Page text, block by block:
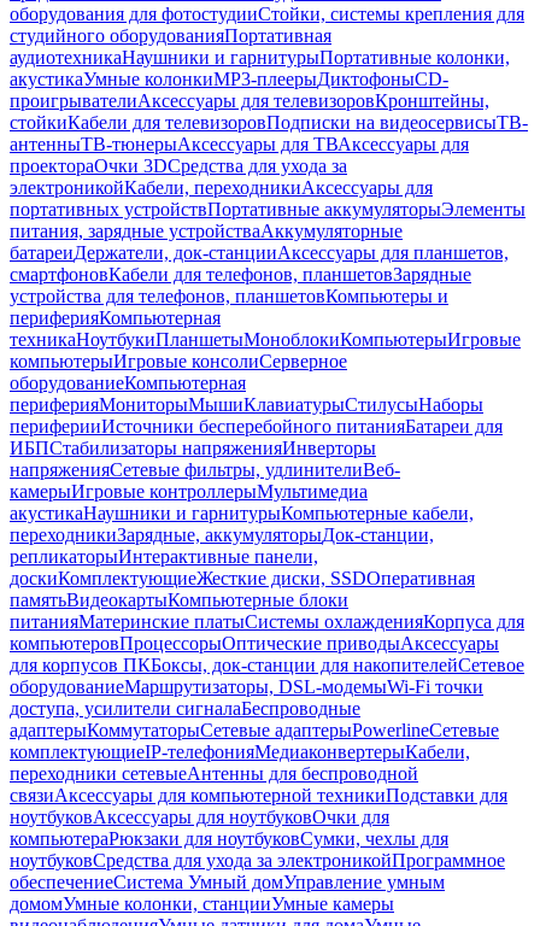
оборудования для фотостудииСтойки, системы крепления для
студийного оборудованияПортативная
аудиотехникаНаушники и гарнитурыПортативные колонки,
акустикаУмные колонкиMP3-плеерыДиктофоныCD-
проигрывателиАксессуары для телевизоровКронштейны,
стойкиКабели для телевизоровПодписки на видеосервисыТВ-
антенныТВ-тюнерыАксессуары для ТВАксессуары для
проектораОчки 3DСредства для ухода за
электроникойКабели, переходникиАксессуары для
портативных устройствПортативные аккумуляторыЭлементы
питания, зарядные устройстваАккумуляторные
батареиДержатели, док-станцииАксессуары для планшетов,
смартфоновКабели для телефонов, планшетовЗарядные
устройства для телефонов, планшетовКомпьютеры и
периферияКомпьютерная
техникаНоутбукиПланшетыМоноблокиКомпьютерыИгровые
компьютерыИгровые консолиСерверное
оборудованиеКомпьютерная
периферияМониторыМышиКлавиатурыСтилусыНаборы
периферииИсточники бесперебойного питанияБатареи для
ИБПСтабилизаторы напряженияИнверторы
напряженияСетевые фильтры, удлинителиВеб-
камерыИгровые контроллерыМультимедиа
акустикаНаушники и гарнитурыКомпьютерные кабели,
переходникиЗарядные, аккумуляторыДок-станции,
репликаторыИнтерактивные панели,
доскиКомплектующиеЖесткие диски, SSDОперативная
памятьВидеокартыКомпьютерные блоки
питанияМатеринские платыСистемы охлажденияКорпуса для
компьютеровПроцессорыОптические приводыАксессуары
для корпусов ПКБоксы, док-станции для накопителейСетевое
оборудованиеМаршрутизаторы, DSL-модемыWi-Fi точки
доступа, усилители сигналаБеспроводные
адаптерыКоммутаторыСетевые адаптерыPowerlineСетевые
комплектующиеIP-телефонияМедиаконвертерыКабели,
переходники сетевыеАнтенны для беспроводной
связиАксессуары для компьютерной техникиПодставки для
ноутбуковАксессуары для ноутбуковОчки для
компьютераРюкзаки для ноутбуковСумки, чехлы для
ноутбуковСредства для ухода за электроникойПрограммное
обеспечениеСистема Умный домУправление умным
домомУмные колонки, станцииУмные камеры